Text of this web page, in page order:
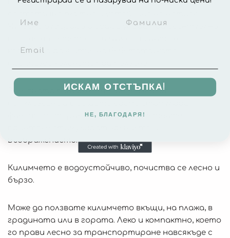
под. Меко е и комфортно, но в същото време
Чудесно буферира и обира удара при евентуално
костното развитие на бебетата, като
Релефната повърхност предпазва от
фината моторика на децата. Цветните
въображението.
Килимчето е водоустойчиво, почиства се лесно и
бързо.
Може да ползвате килимчето вкъщи, на плажа, в
градината или в гората. Леко и компактно, което
го прави лесно за транспортиране навсякъде с
ИСКАМ ОТСТЪПКА!
НЕ, БЛАГОДАРЯ!